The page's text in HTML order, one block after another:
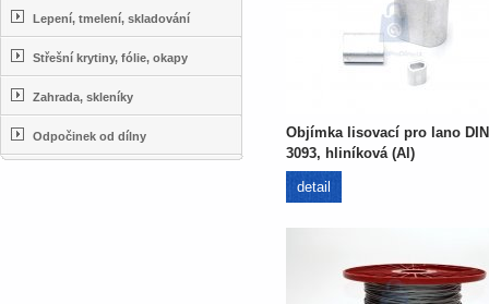
Objímka lisovací pro lano DIN
3093, hliníková (Al)
detail
Lepení, tmelení, skladování
Střešní krytiny, fólie, okapy
Zahrada, skleníky
Odpočinek od dílny